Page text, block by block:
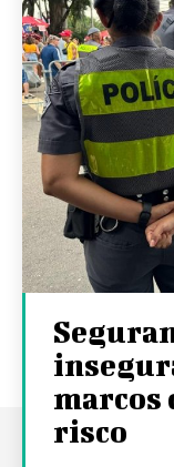
marcos
risco